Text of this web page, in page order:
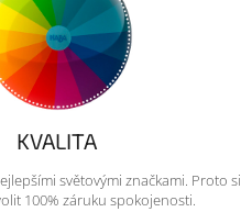
KVALITA
světovými značkami. Proto si
100% záruku spokojenosti.